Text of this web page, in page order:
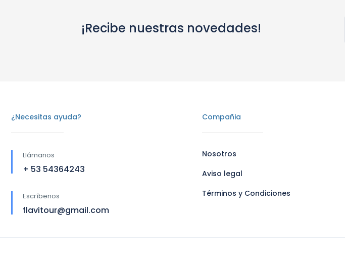
¡Recibe nuestras novedades!
¿Necesitas ayuda?
Llámanos
+ 53 54364243
Escríbenos
flavitour@gmail.com
Compañia
Nosotros
Aviso legal
Términos y Condiciones